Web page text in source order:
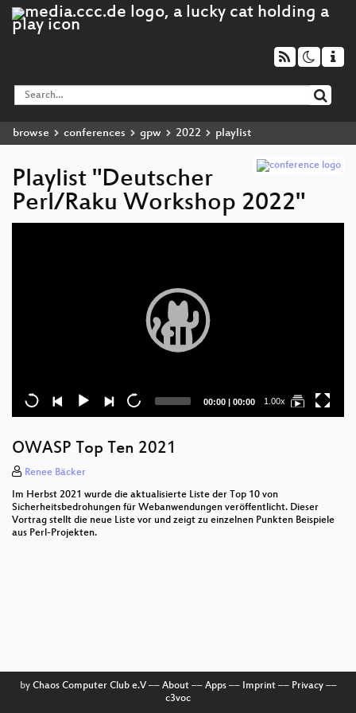
browse conferences gpw 2022 playlist
Playlist "Deutscher
Perl/Raku Workshop 2022"
Current
00:00 | Total
00:00 1.00x
OWASP Top Ten 2021
Renee Bäcker
Im Herbst 2021 wurde die aktualisierte Liste der Top 10 von
Sicherheitsbedrohungen für Webanwendungen veröffentlicht. Dieser
Vortrag stellt die neue Liste vor und zeigt zu einzelnen Punkten Beispiele
aus Perl-Projekten.
by Chaos Computer Club e.V–– About–– Apps–– Imprint–– Privacy––
c3voc